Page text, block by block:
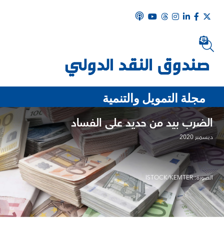
مجلة التمويل والتنمية
الضرب بيد من حديد على الفساد
ديسمبر 2020
الصورة: ISTOCK/KEMTER